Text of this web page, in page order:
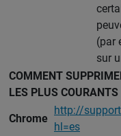
(par
sur
COMMENT
LES PLUS COURANTS
Chrome
http://
hl=es